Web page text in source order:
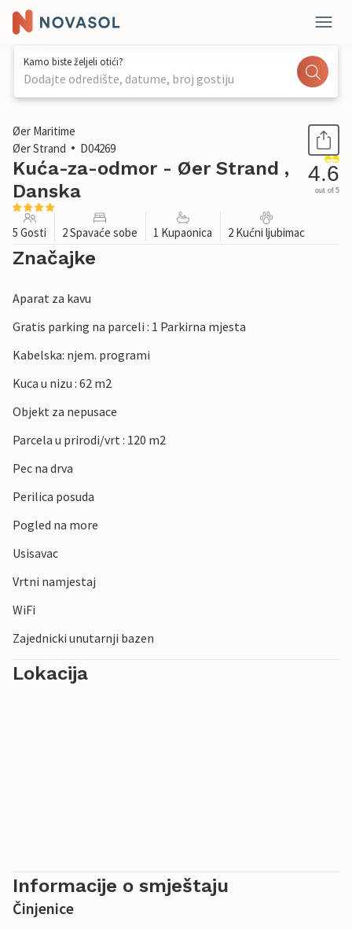
Kamo biste željeli otići?
Dodajte odredište, datume, broj gostiju
1 / 28
Øer Maritime
Øer Strand
D04269
Kuća-za-odmor - Øer Strand ,
Danska
4.6
out of 5
5 Gosti 2 Spavaće sobe 1 Kupaonica 2 Kućni ljubimac
Značajke
Aparat za kavu
Gratis parking na parceli : 1 Parkirna mjesta
Kabelska: njem. programi
Kuca u nizu : 62 m2
Objekt za nepusace
Parcela u prirodi/vrt : 120 m2
Pec na drva
Perilica posuda
Pogled na more
Usisavac
Vrtni namjestaj
WiFi
Zajednicki unutarnji bazen
Lokacija
Informacije o smještaju
Činjenice